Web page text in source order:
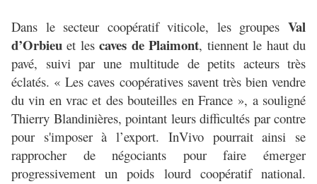
Dans le secteur coopératif viticole, les groupes Val
d’Orbieu et lescaves de Plaimont, tiennent le haut du
pavé, suivi par une multitude de petits acteurs très
éclatés. « Les caves coopératives savent très bien vendre
du vin en vrac et des bouteilles en France », a souligné
Thierry Blandinières, pointant leurs difficultés par contre
pour s'imposer à l’export. InVivo pourrait ainsi se
rapprocher de négociants pour faire émerger
progressivement un poids lourd coopératif national.